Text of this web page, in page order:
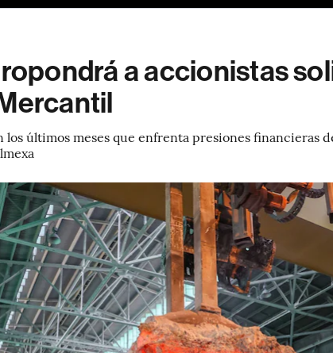
a accionistas
los últimos meses que enfrenta presiones financieras